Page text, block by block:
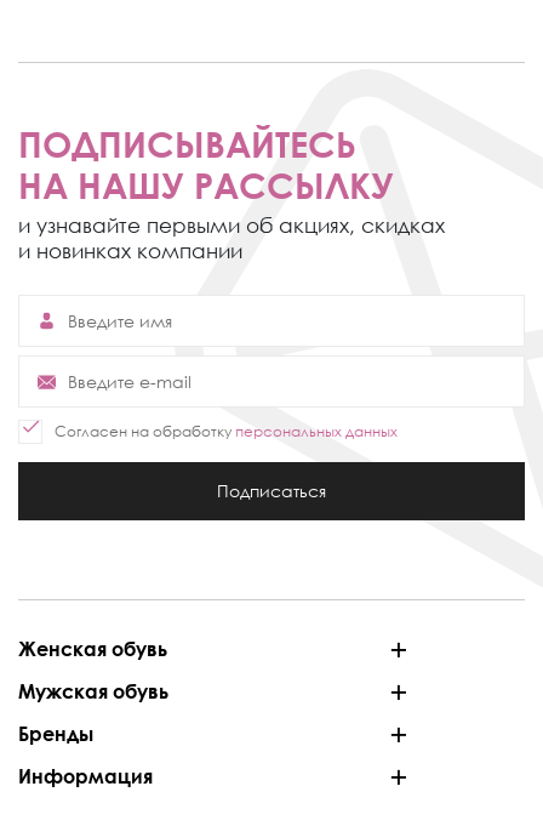
ПОДПИСЫВАЙТЕСЬ
НА НАШУ РАССЫЛКУ
и узнавайте первыми об акциях, скидках
и новинках компании
Согласен на обработку персональных данных
Подписаться
Женская обувь
Мужская обувь
Бренды
Информация